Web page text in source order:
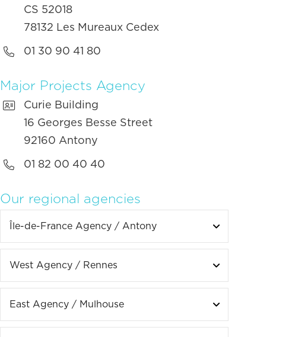
CS 52018
78132 Les Mureaux Cedex
 01 30 90 41 80
Major Projects Agency

Curie Building
16 Georges Besse Street
92160 Antony
 01 82 00 40 40
Our regional agencies
Île-de-France Agency / Antony
West Agency / Rennes
East Agency / Mulhouse